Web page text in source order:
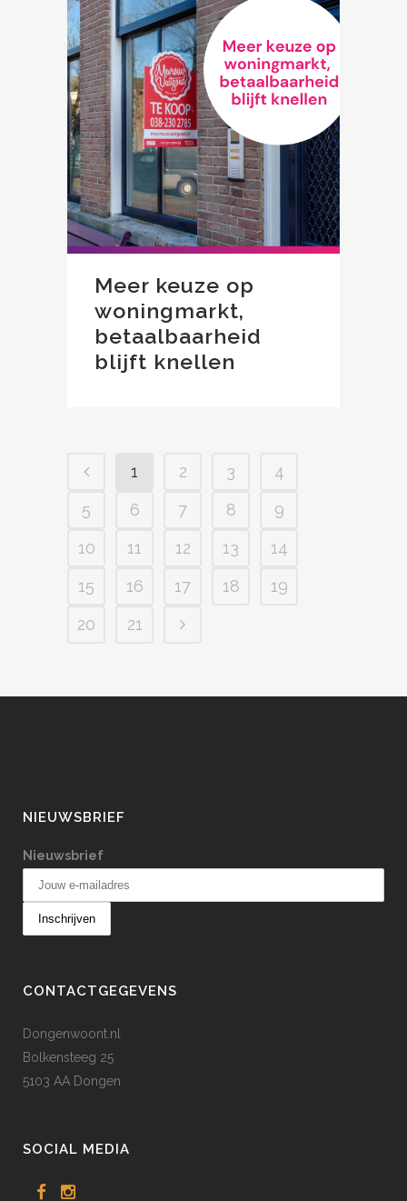
Meer keuze op
woningmarkt,
betaalbaarheid
blijft knellen
1 2 3
4
5
6 7 8
9
10
11 12 13
14
15
16 17 18
19
20
21
NIEUWSBRIEF
Nieuwsbrief
CONTACTGEGEVENS
Dongenwoont.nl
Bolkensteeg 25
5103 AA Dongen
SOCIAL MEDIA